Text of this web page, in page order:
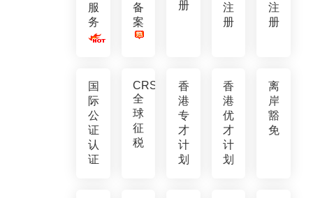
服
务
备
案
册
注
册
注
册
国
际
公
证
认
证
CRS
全
球
征
税
香
港
专
才
计
划
香
港
优
才
计
划
离
岸
豁
免